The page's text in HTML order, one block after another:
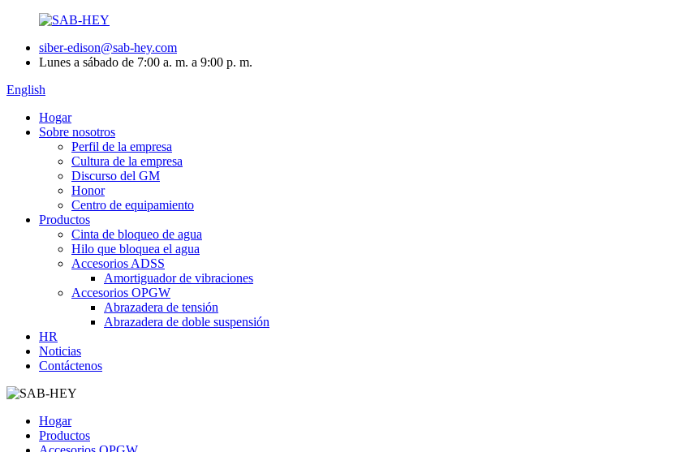
siber-edison@sab-hey.com
Lunes a sábado de 7:00 a. m. a 9:00 p. m.
English
Hogar
Sobre nosotros
Perfil de la empresa
Cultura de la empresa
Discurso del GM
Honor
Centro de equipamiento
Productos
Cinta de bloqueo de agua
Hilo que bloquea el agua
Accesorios ADSS
Amortiguador de vibraciones
Accesorios OPGW
Abrazadera de tensión
Abrazadera de doble suspensión
HR
Noticias
Contáctenos
Hogar
Productos